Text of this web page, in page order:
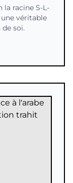
la racine S-L-
véritable
soi.